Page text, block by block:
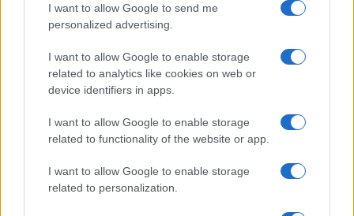
I want to allow Google to send me
personalized advertising.
I want to allow Google to enable storage
related to analytics like cookies on web or
device identifiers in apps.
I want to allow Google to enable storage
related to functionality of the website or app.
I want to allow Google to enable storage
related to personalization.
A rendszerváltás után a stúdió még magasabb fokozatra
kapcsolt, hiszen a kétdimenziós animációs filmek mellett
elkezdődött a 3D-s filmek készítése. „Pályáztunk egy 3D-
stúdió kialakítására, és megcsináltuk. Átalakítottuk a volt
operatőrszobákat, új eszközöket vettünk, átképeztük a
szakembereinket, és persze újakat is felvettünk. Az első
mesefilmek Lázár ErvinA négyszögletű kerek erdőcímű
meseregényét elevenítették meg, aztán jött a